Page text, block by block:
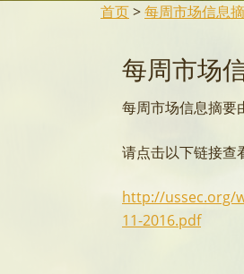
首页>每周市场信息
每周市场
每周市场信息摘要
请点击以下链接查
http://ussec.org/
11-2016.pdf